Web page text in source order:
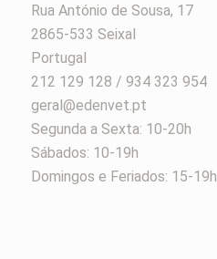
Rua António de Sousa, 17
2865-533 Seixal
Portugal
212 129 128 / 934 323 954
geral@edenvet.pt
Segunda a Sexta: 10-20h
Sábados: 10-19h
Domingos e Feriados: 15-19h